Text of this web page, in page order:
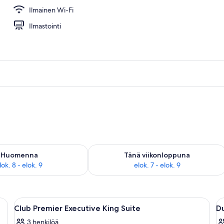
Ilmainen Wi-Fi
Ilmastointi
Huomenna
8 - elok. 9
saatavuus elok. 8 - elok. 9
Tänä viikonloppuna
elok. 7 - elok. 9
Tarkista tämän viikonlopun saatavuus
yöpöydät, taideteoksilla koristeltu sängynpääty, ikkuna verhoilla ja
Avaa
kaikki
Hotellihuone, jossa on suuri sänky,
9
Club Premier Executive King Suite
3 henkilöä